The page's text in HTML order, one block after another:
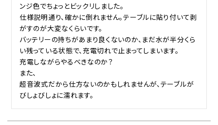
ンジ色でちょっとビックリしました。
仕様説明通り、確かに倒れません。テーブルに貼り付いて剥
がすのが大変なくらいです。
バッテリーの持ちがあまり良くないのか、まだ水が半分くら
い残っている状態で、充電切れで止まってしまいます。
充電しながらやるべきなのか？
また、
超音波式だから仕方ないのかもしれませんが、テーブルが
びしょびしょに濡れます。